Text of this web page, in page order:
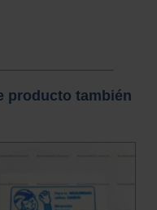
producto también